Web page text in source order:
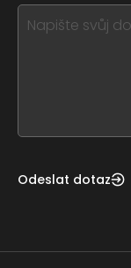
this,
leave
Odeslat dotaz